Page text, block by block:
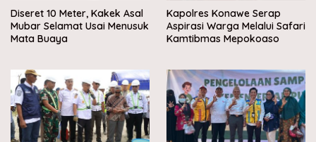
Diseret 10 Meter, Kakek Asal
Mubar Selamat Usai Menusuk
Mata Buaya
Kapolres Konawe Serap
Aspirasi Warga Melalui Safari
Kamtibmas Mepokoaso